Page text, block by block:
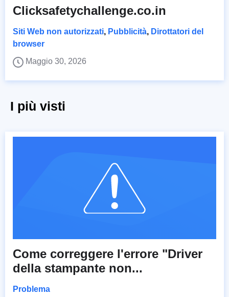
Clicksafetychallenge.co.in
Siti Web non autorizzati, Pubblicità, Dirottatori del
browser
Maggio 30, 2026
I più visti
Come correggere l'errore "Driver
della stampante non...
Problema